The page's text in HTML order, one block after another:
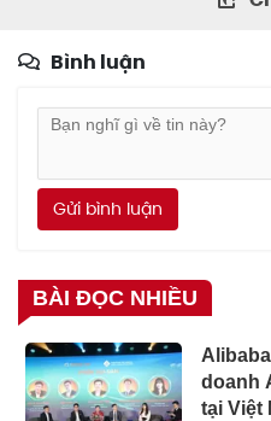
Bình luận
Gửi bình luận
BÀI ĐỌC NHIỀU
doanh
tại Việt